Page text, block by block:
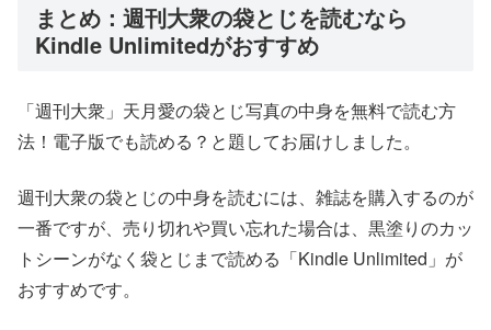
まとめ：週刊大衆の袋とじを読むなら
Kindle Unlimitedがおすすめ
「週刊大衆」天月愛の袋とじ写真の中身を無料で読む方
法！電子版でも読める？と題してお届けしました。
週刊大衆の袋とじの中身を読むには、雑誌を購入するのが
一番ですが、売り切れや買い忘れた場合は、黒塗りのカッ
トシーンがなく袋とじまで読める「Kindle Unlimited」が
おすすめです。